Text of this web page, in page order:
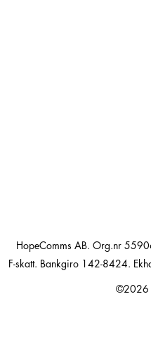
HopeComms AB. Org.nr
F-skatt. Bankgiro 142-8424.
©2026